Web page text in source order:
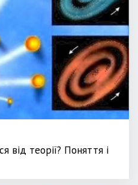
від теорії? Поняття і